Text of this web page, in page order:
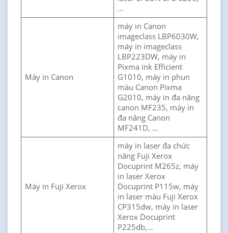
…
Máy in Canon
máy in Canon
imageclass LBP6030W,
máy in imageclass
LBP223DW, máy in
Pixma ink Efficient
G1010, máy in phun
màu Canon Pixma
G2010, máy in đa năng
canon MF235, máy in
đa năng Canon
MF241D, …
Máy in Fuji Xerox
máy in laser đa chức
năng Fuji Xerox
Docuprint M265z, máy
in laser Xerox
Docuprint P115w, máy
in laser màu Fuji Xerox
CP315dw, máy in laser
Xerox Docuprint
P225db,…